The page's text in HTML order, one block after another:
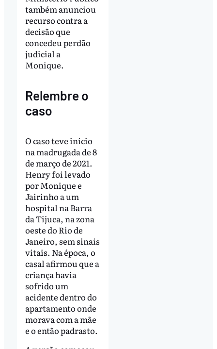
também anunciou
recurso contra a
decisão que
concedeu perdão
judicial a
Monique.
Relembre o
caso
O caso teve início
na madrugada de 8
de março de 2021.
Henry foi levado
por Monique e
Jairinho a um
hospital na Barra
da Tijuca, na zona
oeste do Rio de
Janeiro, sem sinais
vitais. Na época, o
casal afirmou que a
criança havia
sofrido um
acidente dentro do
apartamento onde
morava com a mãe
e o então padrasto.